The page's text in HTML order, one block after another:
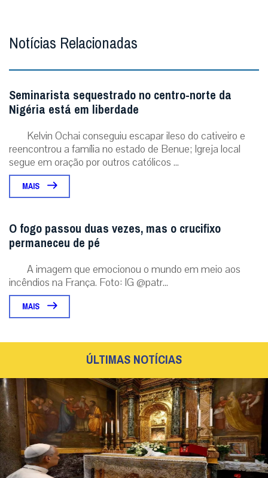
Notícias Relacionadas
Seminarista sequestrado no centro-norte da
Nigéria está em liberdade
Kelvin Ochai conseguiu escapar ileso do cativeiro e
reencontrou a família no estado de Benue; Igreja local
segue em oração por outros católicos ...
MAIS
O fogo passou duas vezes, mas o crucifixo
permaneceu de pé
A imagem que emocionou o mundo em meio aos
incêndios na França. Foto: IG @patr...
MAIS
ÚLTIMAS NOTÍCIAS